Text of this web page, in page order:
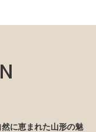
に恵まれた山形の魅